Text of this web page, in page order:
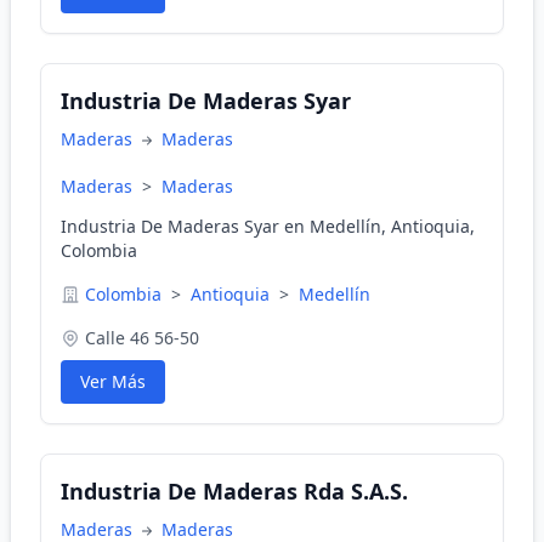
Industria De Maderas Syar
Maderas Maderas
Maderas > Maderas
Industria De Maderas Syar en Medellín, Antioquia,
Colombia
Colombia > Antioquia > Medellín
Calle 46 56-50
Ver Más
Industria De Maderas Rda S.A.S.
Maderas Maderas